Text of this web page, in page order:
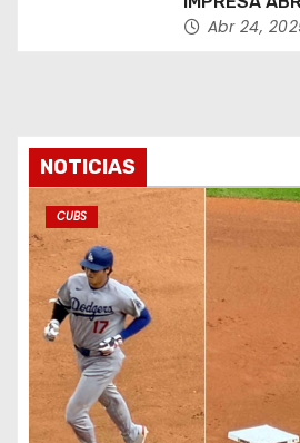
Abr 24,
NOTICIAS
CUBS